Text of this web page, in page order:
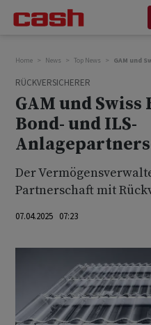
Home News Top News GAM und
RÜCKVERSICHERER
GAM und Swiss
Bond- und ILS-
Der
Partnerschaft mit
07.04.2025 07:23